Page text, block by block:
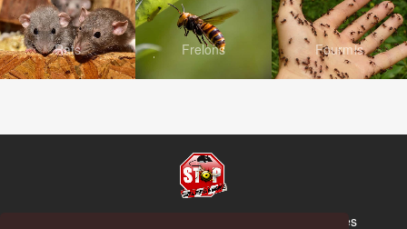
Rats Frelons Fourmis
© Copyright 2026 Stop Guêpes, Frelons et Nuisibles